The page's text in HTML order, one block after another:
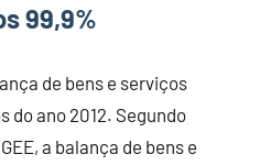
99,9%
de bens e serviços
do ano 2012. Segundo
a balança de bens e